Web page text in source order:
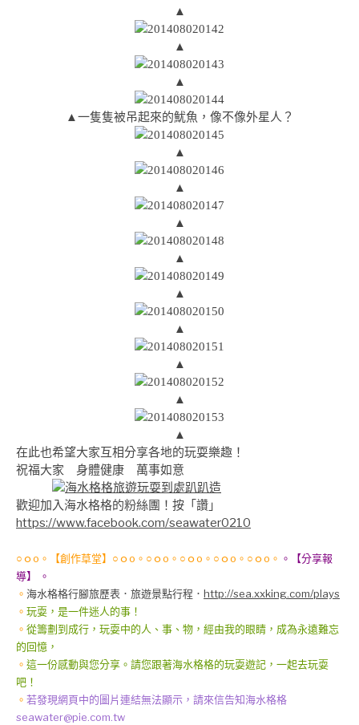
▲
▲
▲
▲一隻隻被吊起來的魷魚，像不像外星人？
▲
▲
▲
▲
▲
▲
▲
▲
▲
在此也希望大家互相分享各地的玩耍樂趣！
祝福大家 身體健康 萬事如意
歡迎加入海水格格的粉絲團！按「讚」
https://www.facebook.com/seawater0210
○ｏo。【創作草堂】○ｏo。○ｏo。○ｏo。○ｏo。○ｏo。 。【分享報
導】 。
。 海水格格行腳旅歷表 ．旅遊景點行程． http://sea.xxking.com/plays
。 玩耍，是一件迷人的事！
。 從籌劃到成行，玩耍中的人、事、物，經由我的眼睛，成為永遠難忘
的回憶，
。 這一份感動與您分享。請您跟著海水格格的玩耍遊記，一起去玩耍
吧！
。 若發現網頁中的圖片連結無法顯示，請來信告知海水格格
seawater@pie.com.tw